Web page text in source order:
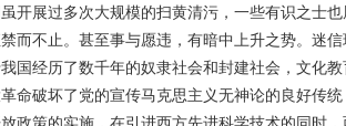
开展过多次大规模的扫黄清污，一些有识之士
而不止。甚至事与愿违，有暗中上升之势。迷
国经历了数千年的奴隶社会和封建社会，文化
命破坏了党的宣传马克思主义无神论的良好传